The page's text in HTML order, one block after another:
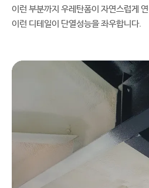
이런 부분까지 우레탄폼이 자연스럽게
이런 디테일이 단열성능을 좌우합니다.